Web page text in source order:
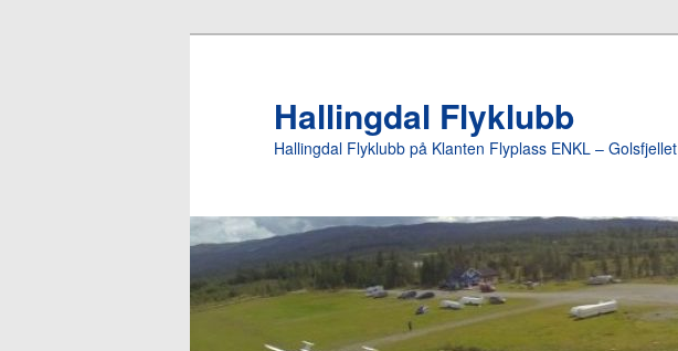
Hallingdal Flyklubb
Hallingdal Flyklubb på Klanten Flyplass ENKL – Golsfjellet